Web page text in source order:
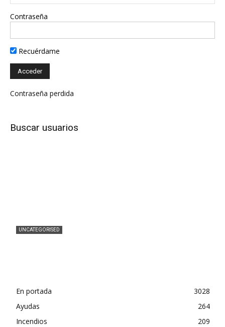
Contraseña
Recuérdame
Contraseña perdida
Buscar usuarios
UNCATEGORISED
En portada
3028
Ayudas
264
Incendios
209